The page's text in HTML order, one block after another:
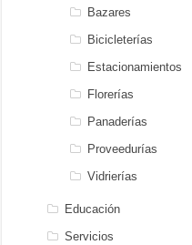
Bazares
Bicicleterías
Estacionamientos
Florerías
Panaderías
Proveedurías
Vidrierías
Educación
Servicios